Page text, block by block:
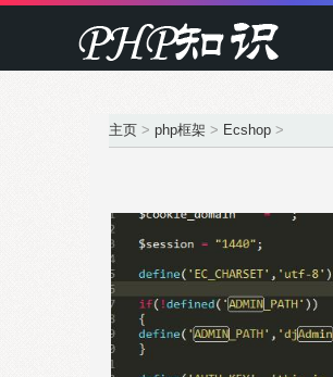
主页 > php框架 > Ecshop >